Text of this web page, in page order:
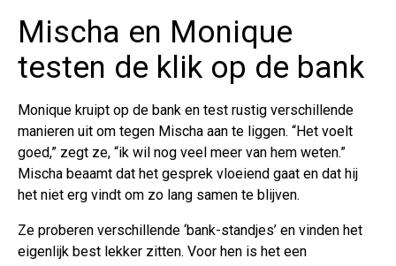
Mischa en Monique
testen de klik op de bank
Monique kruipt op de bank en test rustig verschillende
manieren uit om tegen Mischa aan te liggen. “Het voelt
goed,” zegt ze, “ik wil nog veel meer van hem weten.”
Mischa beaamt dat het gesprek vloeiend gaat en dat hij
het niet erg vindt om zo lang samen te blijven.
Ze proberen verschillende ‘bank-standjes’ en vinden het
eigenlijk best lekker zitten. Voor hen is het een